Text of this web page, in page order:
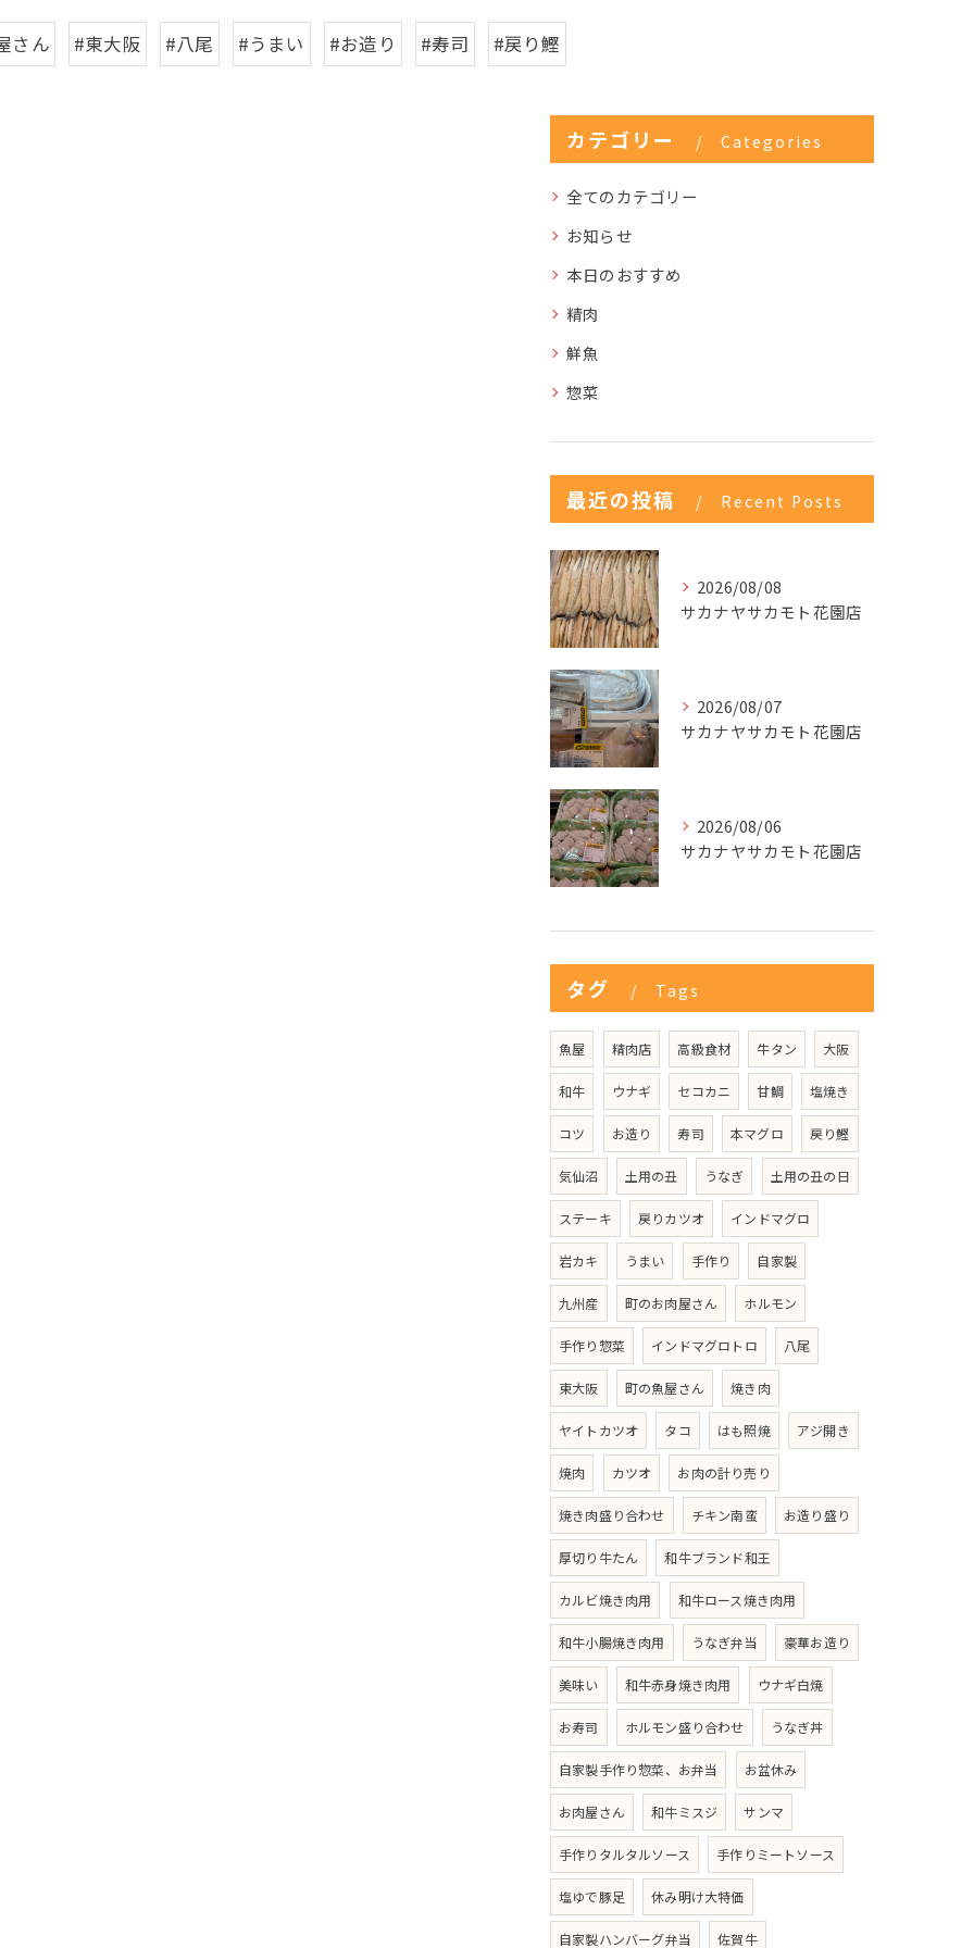
さん #東大阪 #八尾 #うまい #お造り #寿司 #戻り鰹
カテゴリー Categories
全てのカテゴリー
お知らせ
本日のおすすめ
精肉
鮮魚
惣菜
最近の投稿 Recent Posts
2026/08/08
サカナヤサカモト花園店
2026/08/07
サカナヤサカモト花園店
2026/08/06
サカナヤサカモト花園店
タグ Tags
魚屋 精肉店 高級食材 牛タン 大阪
和牛 ウナギ セコカニ 甘鯛 塩焼き
コツ お造り 寿司 本マグロ 戻り鰹
気仙沼 土用の丑 うなぎ 土用の丑の日
ステーキ 戻りカツオ インドマグロ
岩カキ うまい 手作り 自家製
九州産 町のお肉屋さん ホルモン
手作り惣菜 インドマグロトロ 八尾
東大阪 町の魚屋さん 焼き肉
ヤイトカツオ タコ はも照焼 アジ開き
焼肉 カツオ お肉の計り売り
焼き肉盛り合わせ チキン南蛮 お造り盛り
厚切り牛たん 和牛ブランド和王
カルビ焼き肉用 和牛ロース焼き肉用
和牛小腸焼き肉用 うなぎ弁当 豪華お造り
美味い 和牛赤身焼き肉用 ウナギ白焼
お寿司 ホルモン盛り合わせ うなぎ丼
自家製手作り惣菜、お弁当 お盆休み
お肉屋さん 和牛ミスジ サンマ
手作りタルタルソース 手作りミートソース
塩ゆで豚足 休み明け大特価
自家製ハンバーグ弁当 佐賀牛